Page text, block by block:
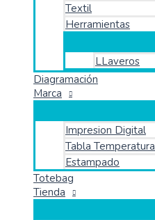
Textil
Herramientas
LLaveros
Diagramación
Marca
Impresion Digital
Tabla
Estampado
Totebag
Tienda